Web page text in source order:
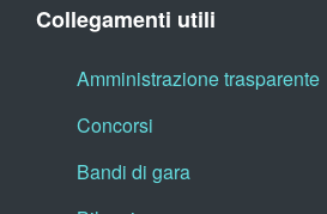
Collegamenti utili
Amministrazione trasparente
Concorsi
Bandi di gara